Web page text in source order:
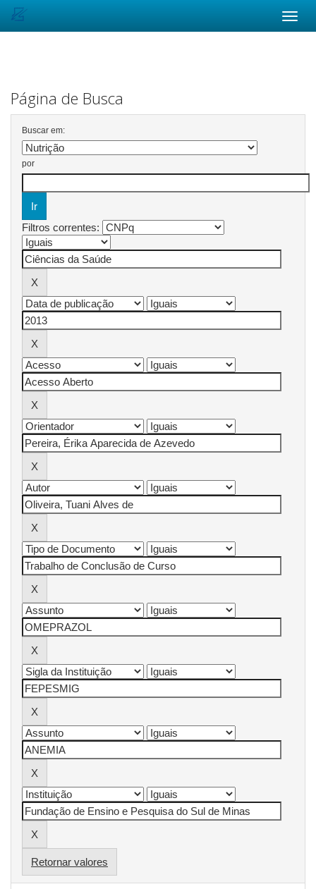
Página de Busca
Buscar em:
por
Filtros correntes:
Retornar valores